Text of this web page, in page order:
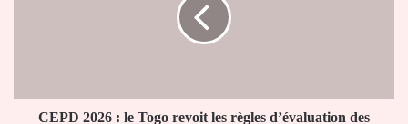
d’évaluation
CEPD 2026 : le Togo revoit les règles d’évaluation des